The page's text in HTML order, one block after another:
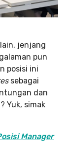
jenjang
pun
posisi ini
sebagai
dan
Yuk, simak
Manager